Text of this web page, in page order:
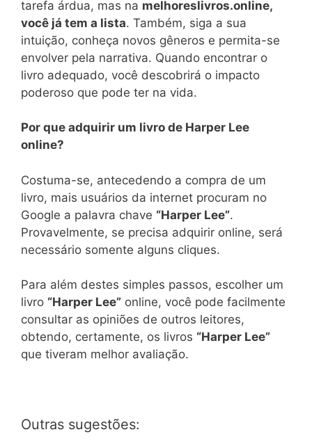
tarefa árdua, mas na melhoreslivros.online,
você já tem a lista. Também, siga a sua
intuição, conheça novos gêneros e permita-se
envolver pela narrativa. Quando encontrar o
livro adequado, você descobrirá o impacto
poderoso que pode ter na vida.
Por que adquirir um livro de Harper Lee
online?
Costuma-se, antecedendo a compra de um
livro, mais usuários da internet procuram no
Google a palavra chave “Harper Lee”.
Provavelmente, se precisa adquirir online, será
necessário somente alguns cliques.
Para além destes simples passos, escolher um
livro “Harper Lee” online, você pode facilmente
consultar as opiniões de outros leitores,
obtendo, certamente, os livros “Harper Lee”
que tiveram melhor avaliação.
Outras sugestões: